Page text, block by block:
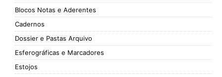
Blocos Notas e Aderentes
Cadernos
Dossier e Pastas Arquivo
Esferográficas e Marcadores
Estojos